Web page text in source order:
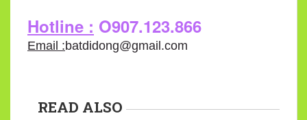
Hotline : O907.123.866
Email :batdidong@gmail.com
READ ALSO